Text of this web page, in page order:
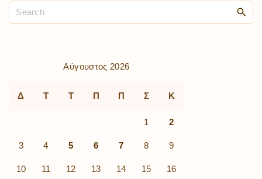
Αύγουστος 2026
Δ Τ Τ Π Π Σ Κ
1 2
3 4 5 6 7 8 9
10 11 12 13 14 15 16